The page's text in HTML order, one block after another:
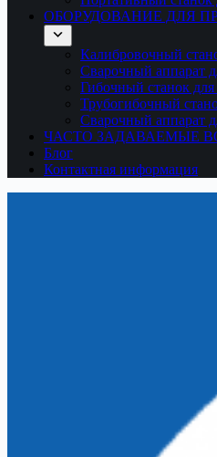
ОБОРУДОВАНИЕ ДЛЯ
Калибровочный
Сварочный аппарат
Гибочный станок для
Трубогибочный
Сварочный аппарат
ЧАСТО ЗАДАВАЕМЫЕ
Блог
Контактная информация